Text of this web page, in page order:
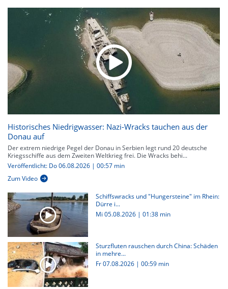
Historisches Niedrigwasser: Nazi-Wracks tauchen aus der
Donau auf
Der extrem niedrige Pegel der Donau in Serbien legt rund 20 deutsche
Kriegsschiffe aus dem Zweiten Weltkrieg frei. Die Wracks behi...
Veröffentlicht: Do 06.08.2026 | 00:57 min
Zum Video
Schiffswracks und "Hungersteine" im Rhein:
Dürre i...
Mi 05.08.2026 | 01:38 min
Sturzfluten rauschen durch China: Schäden
in mehre...
Fr 07.08.2026 | 00:59 min